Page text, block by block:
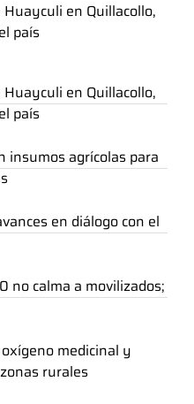
en Quillacollo,
país
en Quillacollo,
país
agrícolas para
en diálogo con el
no calma a movilizados;
medicinal y
rurales